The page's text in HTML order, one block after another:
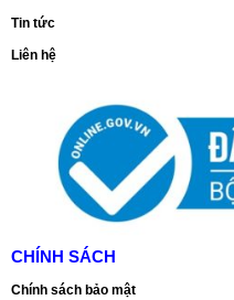
Tin tức
Liên hệ
CHÍNH SÁCH
Chính sách bảo mật